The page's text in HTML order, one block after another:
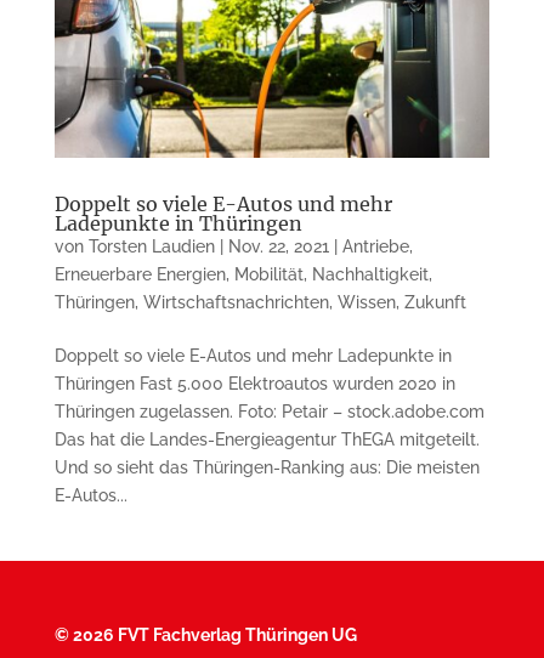
Doppelt so viele E-Autos und mehr
Ladepunkte in Thüringen
von Torsten Laudien| Nov. 22, 2021 Antriebe,
Erneuerbare Energien, Mobilität, Nachhaltigkeit,
Thüringen, Wirtschaftsnachrichten, Wissen, Zukunft
Doppelt so viele E-Autos und mehr Ladepunkte in
Thüringen Fast 5.000 Elektroautos wurden 2020 in
Thüringen zugelassen. Foto: Petair – stock.adobe.com
Das hat die Landes-Energieagentur ThEGA mitgeteilt.
Und so sieht das Thüringen-Ranking aus: Die meisten
E-Autos...
©2026 FVT Fachverlag Thüringen UG